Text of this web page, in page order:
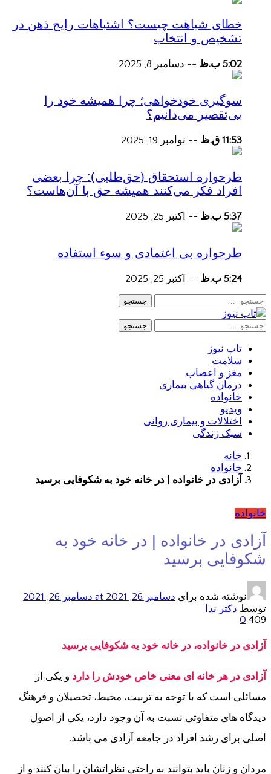
خطای شباهت چیست؟ اشتباهات رایج ذهن در
تشخیص و انتخاب
5:02 ب.ظ -- دسامبر 8, 2025
سوگیری خودخواهی؛ چرا همیشه خود را
بی‌تقصیر می‌دانیم؟
11:53 ق.ظ -- نوامبر 19, 2025
طرحواره استحقاق (حق‌طلبی): چرا بعضی
افراد فکر می‌کنند همیشه حق با آن‌هاست؟
5:37 ب.ظ -- اکتبر 25, 2025
طرحواره بی اعتمادی و سوء استفاده
5:24 ب.ظ -- اکتبر 25, 2025
جستجو
جستجو
تاپ نیوز
سلامت
مغز و اعصاب
درمان گیاهی بیماری
خانواده
ویدیو
اختلالات و بیماری روانی
سبک زندگی
خانه
خانواده
آزادی در خانواده | در خانه خود به شکوفایی برسید
خانواده
آزادی در خانواده | در خانه خود به
شکوفایی برسید
نوشته شده برای دسامبر 26, 2021
at دسامبر 26, 2021
توسط دکتر ندا
409
0
آزادی در خانواده، در خانه خود به شکوفایی برسید
آزادی در هر خانه ای معنی خاص خودش را دارد و یکی از
مسائلی است که با توجه به تربیت، محیط، تحصیلان و فرهنگ
دیدگاه های متفاوتی نسبت به آن وجود دارد، یکی از اصول
اصلی برای رشد افراد در جامعه آزادی می باشد.
مردان و زنان باید بتوانند به راحتی نظراتشان را بیان کنند و از